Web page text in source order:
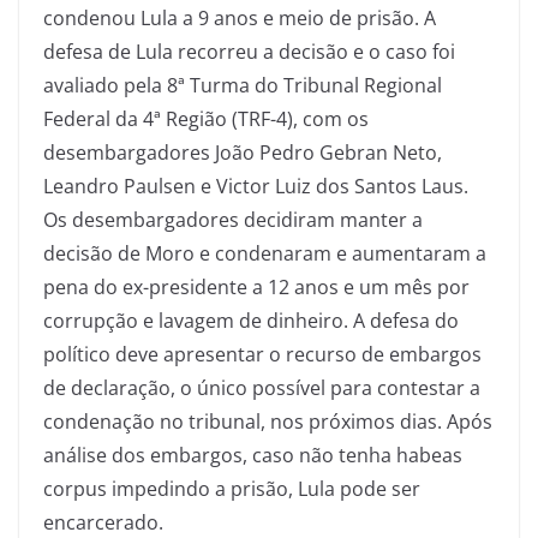
condenou Lula a 9 anos e meio de prisão. A
defesa de Lula recorreu a decisão e o caso foi
avaliado pela 8ª Turma do Tribunal Regional
Federal da 4ª Região (TRF-4), com os
desembargadores João Pedro Gebran Neto,
Leandro Paulsen e Victor Luiz dos Santos Laus.
Os desembargadores decidiram manter a
decisão de Moro e condenaram e aumentaram a
pena do ex-presidente a 12 anos e um mês por
corrupção e lavagem de dinheiro. A defesa do
político deve apresentar o recurso de embargos
de declaração, o único possível para contestar a
condenação no tribunal, nos próximos dias. Após
análise dos embargos, caso não tenha habeas
corpus impedindo a prisão, Lula pode ser
encarcerado.